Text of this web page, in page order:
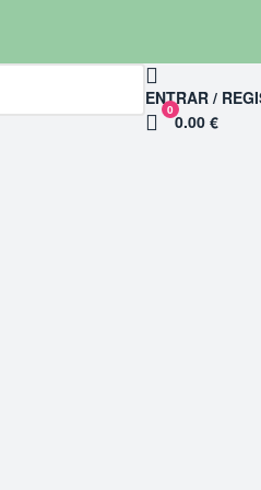
ENTRAR /
0
0.00 €